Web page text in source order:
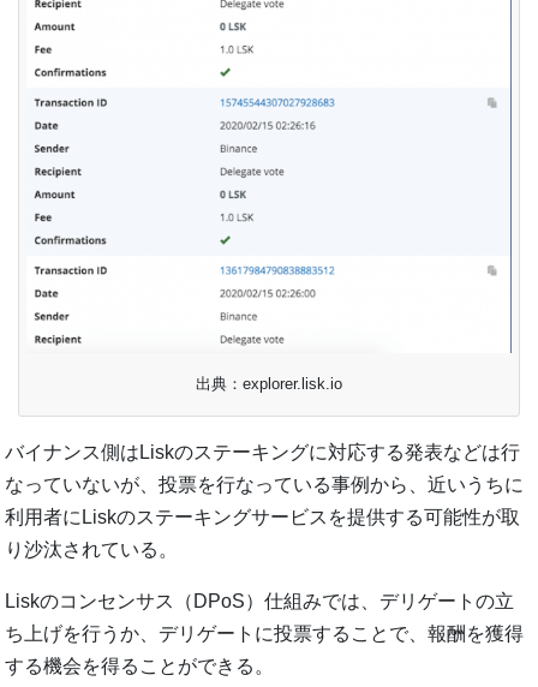
出典：explorer.lisk.io
バイナンス側はLiskのステーキングに対応する発表などは行
なっていないが、投票を行なっている事例から、近いうちに
利用者にLiskのステーキングサービスを提供する可能性が取
り沙汰されている。
Liskのコンセンサス（DPoS）仕組みでは、デリゲートの立
ち上げを行うか、デリゲートに投票することで、報酬を獲得
する機会を得ることができる。